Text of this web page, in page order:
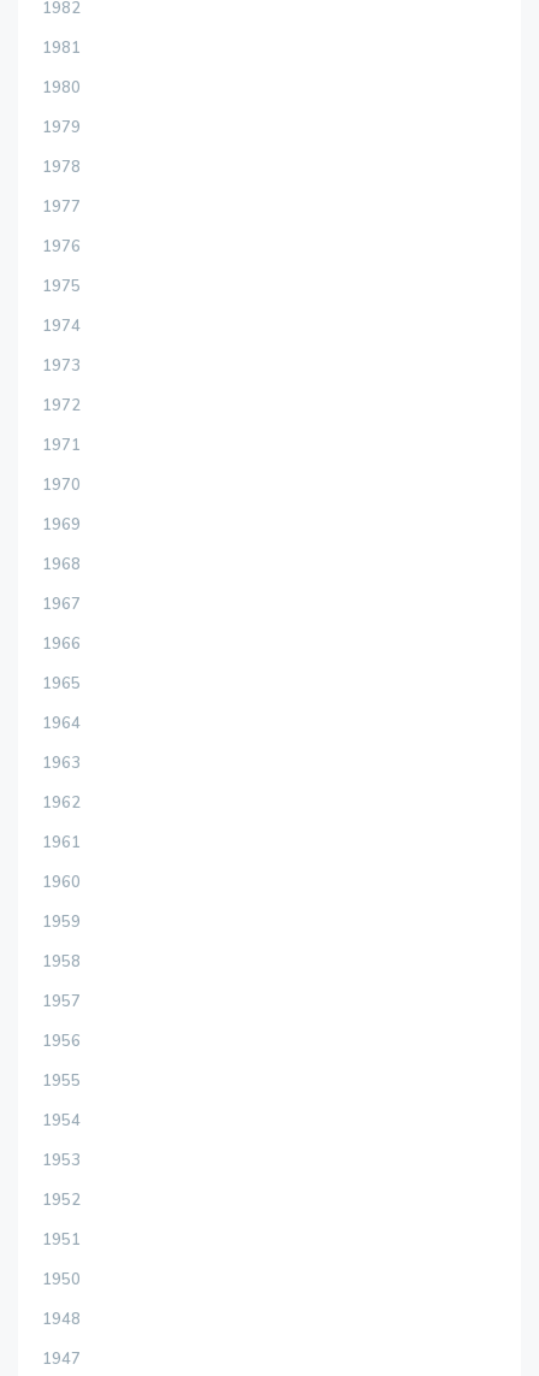
1982
1981
1980
1979
1978
1977
1976
1975
1974
1973
1972
1971
1970
1969
1968
1967
1966
1965
1964
1963
1962
1961
1960
1959
1958
1957
1956
1955
1954
1953
1952
1951
1950
1948
1947